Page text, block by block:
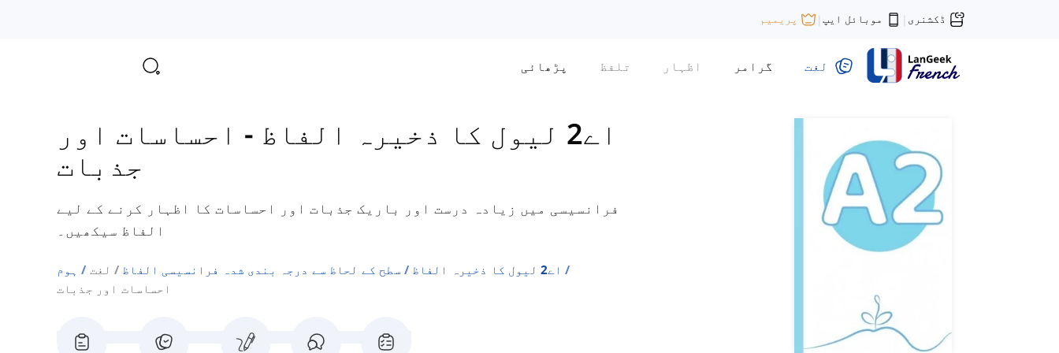
ڈکشنری | موبائل ایپ | پریمیم
لغت گرامر اظہار تلفظ پڑھائی
اے2 لیول کا ذخیرہ الفاظ - احساسات اور
جذبات
فرانسیسی میں زیادہ درست اور باریک جذبات اور احساسات کا اظہار کرنے کے لیے
الفاظ سیکھیں۔
ہوم لغت سطح کے لحاظ سے درجہ بندی شدہ فرانسیسی الفاظ
اے2 لیول کا ذخیرہ الفاظ
احساسات اور جذبات